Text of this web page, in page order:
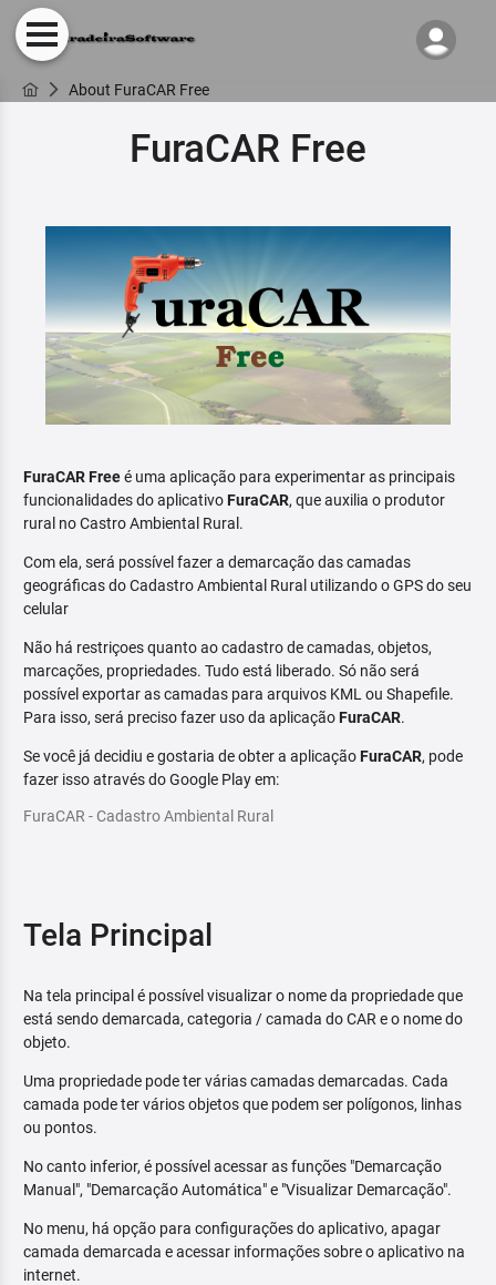
About FuraCAR Free
FuraCAR Free
FuraCAR Freeé uma aplicação para experimentar as principais
funcionalidades do aplicativoFuraCAR, que auxilia o produtor
rural no Castro Ambiental Rural.
Com ela, será possível fazer a demarcação das camadas
geográficas do Cadastro Ambiental Rural utilizando o GPS do seu
celular
Não há restriçoes quanto ao cadastro de camadas, objetos,
marcações, propriedades. Tudo está liberado. Só não será
possível exportar as camadas para arquivos KML ou Shapefile.
Para isso, será preciso fazer uso da aplicaçãoFuraCAR.
Se você já decidiu e gostaria de obter a aplicaçãoFuraCAR, pode
fazer isso através do Google Play em:
FuraCAR - Cadastro Ambiental Rural
Tela Principal
Na tela principal é possível visualizar o nome da propriedade que
está sendo demarcada, categoria / camada do CAR e o nome do
objeto.
Uma propriedade pode ter várias camadas demarcadas. Cada
camada pode ter vários objetos que podem ser polígonos, linhas
ou pontos.
No canto inferior, é possível acessar as funções "Demarcação
Manual", "Demarcação Automática" e "Visualizar Demarcação".
No menu, há opção para configurações do aplicativo, apagar
camada demarcada e acessar informações sobre o aplicativo na
internet.